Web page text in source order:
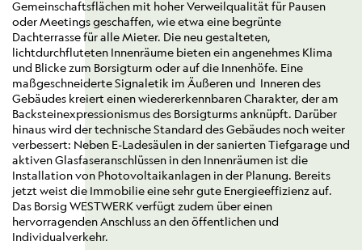
Gemeinschaftsflächen mit hoher Verweilqualität für Pausen
oder Meetings geschaffen, wie etwa eine begrünte
Dachterrasse für alle Mieter. Die neu gestalteten,
lichtdurchfluteten Innenräume bieten ein angenehmes Klima
und Blicke zum Borsigturm oder auf die Innenhöfe. Eine
maßgeschneiderte Signaletik im Äußeren und Inneren des
Gebäudes kreiert einen wiedererkennbaren Charakter, der am
Backsteinexpressionismus des Borsigturms anknüpft. Darüber
hinaus wird der technische Standard des Gebäudes noch weiter
verbessert: Neben E-Ladesäulen in der sanierten Tiefgarage und
aktiven Glasfaseranschlüssen in den Innenräumen ist die
Installation von Photovoltaikanlagen in der Planung. Bereits
jetzt weist die Immobilie eine sehr gute Energieeffizienz auf.
Das Borsig WESTWERK verfügt zudem über einen
hervorragenden Anschluss an den öffentlichen und
Individualverkehr.